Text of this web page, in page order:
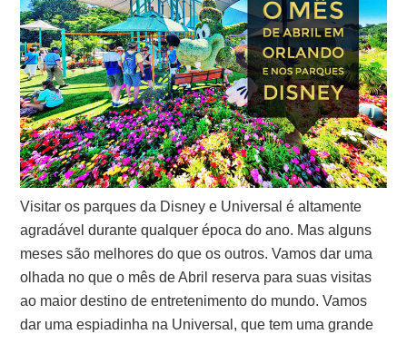
Visitar os parques da Disney e Universal é altamente
agradável durante qualquer época do ano. Mas alguns
meses são melhores do que os outros. Vamos dar uma
olhada no que o mês de Abril reserva para suas visitas
ao maior destino de entretenimento do mundo. Vamos
dar uma espiadinha na Universal, que tem uma grande